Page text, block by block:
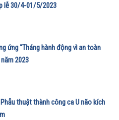
lễ 30/4-01/5/2023
ứng "Tháng hành động vì an toàn
2023
thuật thành công ca U não kích